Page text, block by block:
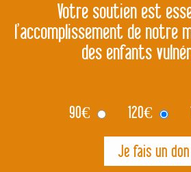
Votre soutien est
l’accomplissement de notre
des enfants
90€ 120€